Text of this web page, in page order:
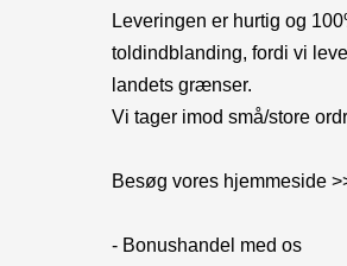
Leveringen er hurtig og
toldindblanding, fordi vi
landets grænser.
Vi tager imod små/store
Besøg vores hjemmeside
- Bonushandel med os